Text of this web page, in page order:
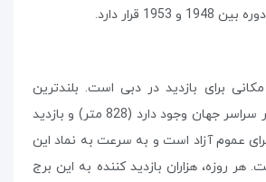
قرار دارد.
برای بازدید در دبی است. بلندترین
آسمان خراشی که در سراسر جهان وجود دارد (828 متر) و بازدید
آن از سال 2010 برای عموم آزاد است و به سرعت به نماد این
روزه، هزاران بازدید کننده به این برج